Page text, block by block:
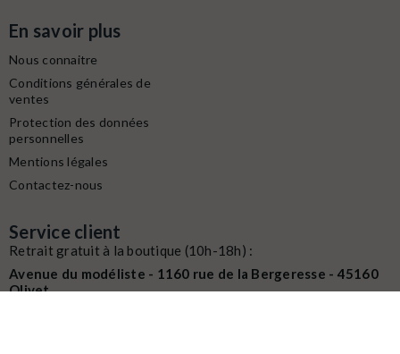
En savoir plus
Nous connaitre
Conditions générales de
ventes
Protection des données
personnelles
Mentions légales
Contactez-nous
Service client
Retrait gratuit à la boutique (10h-18h) :
Avenue du modéliste - 1160 rue de la Bergeresse - 45160
Olivet